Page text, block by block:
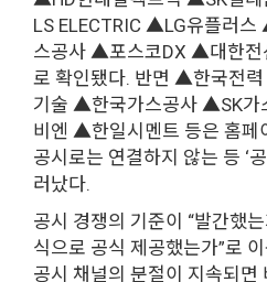
LS ELECTRIC ▲LG유플러
스공사 ▲포스코DX ▲대한
로 확인됐다. 반면 ▲한국전
기술 ▲한국가스공사 ▲SK
비엔 ▲한일시멘트 등은 홈페
공시로는 연결하지 않는 등 ‘
러났다.
공시 경쟁의 기준이 “발간했
식으로 공식 제공했는가”로
공시 채널의 분절이 지속되면